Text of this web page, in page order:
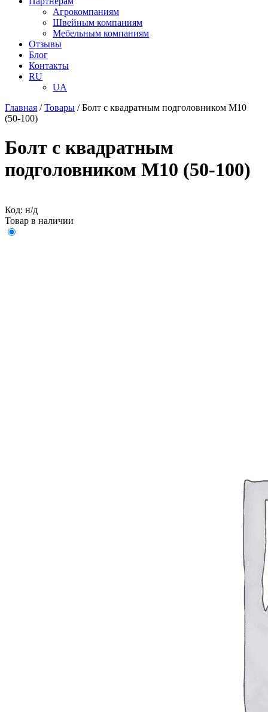
Агрокомпаниям
Швейным компаниям
Мебельным компаниям
Отзывы
Блог
Контакты
RU
UA
Главная /Товары /Болт с квадратным подголовником М10
(50-100)
Болт с квадратным
подголовником М10 (50-100)
Код: н/д
Товар в наличии